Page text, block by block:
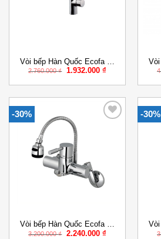
Vòi bếp Hàn Quốc Ecofa E-
203
2.760.000₫
Giá
là:
1.932.000 ₫Giá
tại
1.932.000 ₫.
-30%
Vòi bếp Hàn Quốc Ecofa E-
204
3.200.000₫
Giá
2.240.000 ₫Giá
-30%